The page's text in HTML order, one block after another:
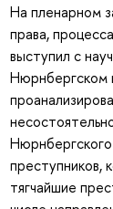
На пленарном
права,
выступил с
Нюрнбергском
преступников,
тягчайшие